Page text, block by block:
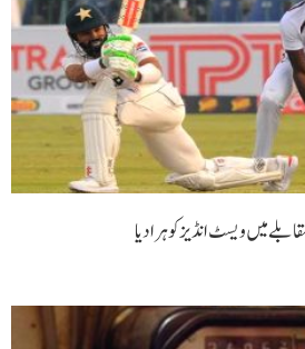
میں ویسٹ انڈیز کو ہرا دیا